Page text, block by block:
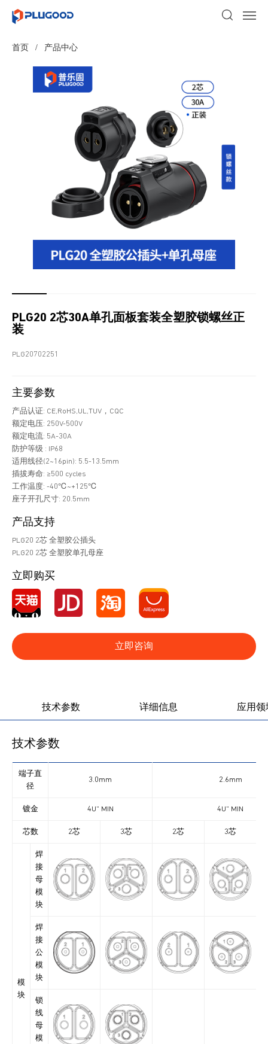
首页 / 产品中心
PLG20 2芯30A单孔面板套装全塑胶锁螺丝正
装
PLG20702251
主要参数
产品认证: CE,RoHS,UL,TUV，CQC
额定电压: 250V-500V
额定电流: 5A-30A
防护等级 : IP68
适用线径(2~16pin): 5.5-13.5mm
插拔寿命: ≥500 cycles
工作温度: -40℃~+125℃
座子开孔尺寸: 20.5mm
产品支持
PLG20 2芯 全塑胶公插头
PLG20 2芯 全塑胶单孔母座
立即购买
立即咨询
技术参数 详细信息 应用领
技术参数
端子直
径
3.0mm 2.6mm
镀金 4U” MIN 4U” MIN
芯数 2芯 3芯 2芯 3芯
模
块
焊
接
母
模
块
焊
接
公
模
块
锁
线
母
模